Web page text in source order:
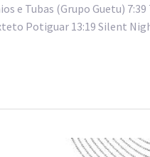
e Tubas (Grupo Guetu)
Potiguar 13:19 Silent